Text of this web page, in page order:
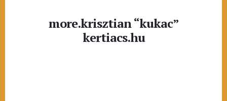
more.krisztian “kukac”
kertiacs.hu